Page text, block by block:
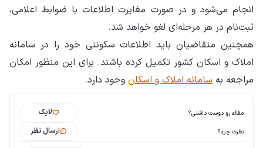
انجام می‌شود و در صورت مغایرت اطلاعات با ضوابط اعلامی،
ثبت‌نام در هر مرحله‌ای لغو خواهد شد.
همچنین متقاضیان باید اطلاعات سکونتی خود را در سامانه
املاک و اسکان کشور تکمیل کرده باشند. برای این منظور امکان
مراجعه به سامانه املاک و اسکان وجود دارد.
مقاله رو دوست داشتی؟ لایک
نظرت چیه؟ ارسال نظر